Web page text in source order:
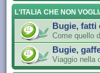
L'ITALIA CHE NON
Bugie, fatti
Come quello
Bugie,
Viaggio nella